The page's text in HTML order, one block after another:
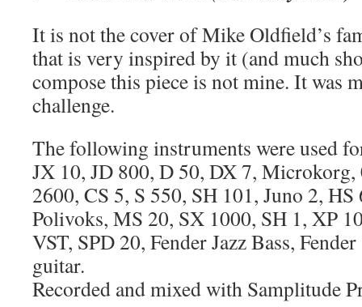
It is not the cover of Mike Oldfield’s
that is very inspired by it (and much
compose this piece is not mine. It was
challenge.
The following instruments were used
JX 10, JD 800, D 50, DX 7, Microkorg,
2600, CS 5, S 550, SH 101, Juno 2,
Polivoks, MS 20, SX 1000, SH 1, XP
VST, SPD 20, Fender Jazz Bass,
guitar.
Recorded and mixed with Samplitude